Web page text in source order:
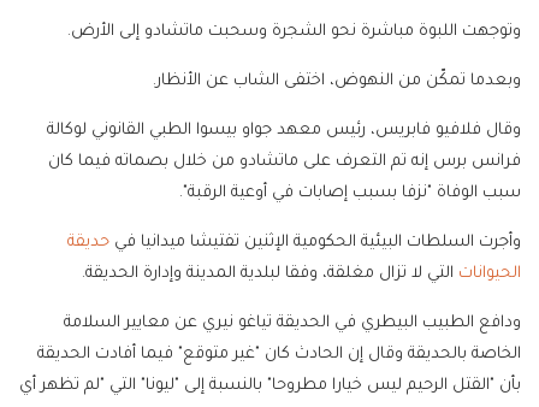
وتوجهت اللبوة مباشرة نحو الشجرة وسحبت ماتشادو إلى الأرض.
وبعدما تمكّن من النهوض، اختفى الشاب عن الأنظار.
وقال فلافيو فابريس، رئيس معهد جواو بيسوا الطبي القانوني لوكالة
فرانس برس إنه تم التعرف على ماتشادو من خلال بصماته فيما كان
سبب الوفاة "نزفا بسبب إصابات في أوعية الرقبة".
وأجرت السلطات البيئية الحكومية الإثنين تفتيشا ميدانيا في حديقة
الحيوانات التي لا تزال مغلقة، وفقا لبلدية المدينة وإدارة الحديقة.
ودافع الطبيب البيطري في الحديقة تياغو نيري عن معايير السلامة
الخاصة بالحديقة وقال إن الحادث كان "غير متوقع" فيما أفادت الحديقة
بأن "القتل الرحيم ليس خيارا مطروحا" بالنسبة إلى "ليونا" التي "لم تظهر أي